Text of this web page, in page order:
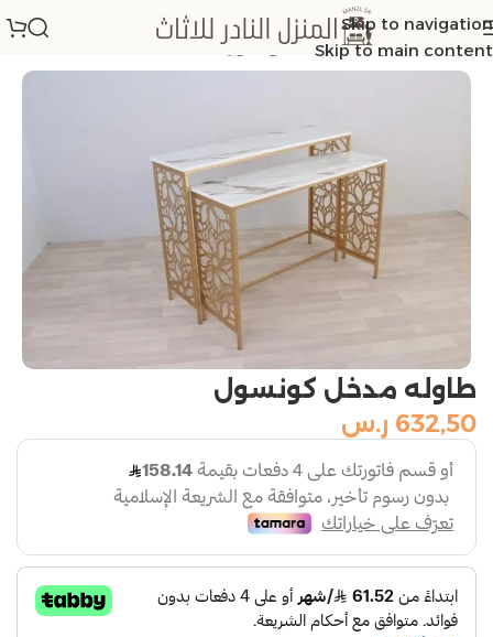
Skip to navigation
Skip to main content
الرئيسية/طاولات مداخل كونسول
طاوله مدخل كونسول
632,50 ر.س